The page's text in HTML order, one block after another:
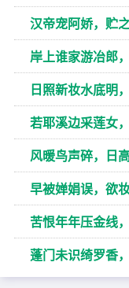
汉帝宠阿娇，贮
岸上谁家游冶郎
日照新妆水底明
若耶溪边采莲女
风暖鸟声碎，日
早被婵娟误，欲
苦恨年年压金线
蓬门未识绮罗香